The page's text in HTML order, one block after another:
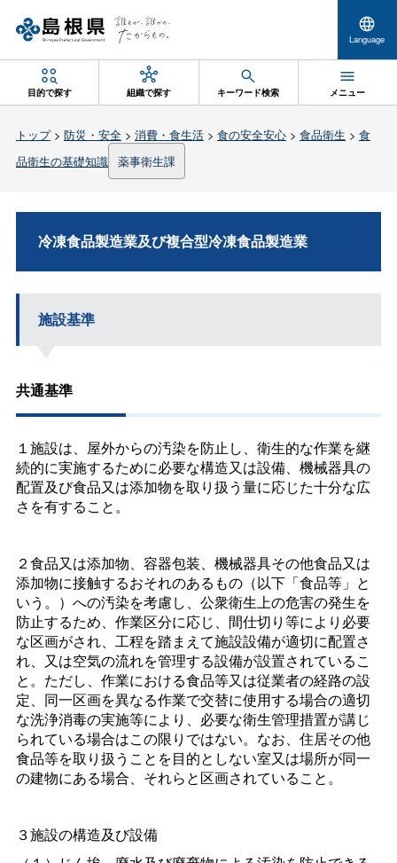
Language
目的で探す 組織で探す キーワード検索 メニュー
トップ> 防災・安全> 消費・食生活> 食の安全安心> 食品衛生 > 食
品衛生の基礎知識 薬事衛生課
冷凍食品製造業及び複合型冷凍食品製造業
施設基準
共通基準
１施設は、屋外からの汚染を防止し、衛生的な作業を継
続的に実施するために必要な構造又は設備、機械器具の
配置及び食品又は添加物を取り扱う量に応じた十分な広
さを有すること。
２食品又は添加物、容器包装、機械器具その他食品又は
添加物に接触するおそれのあるもの（以下「食品等」と
いう。）への汚染を考慮し、公衆衛生上の危害の発生を
防止するため、作業区分に応じ、間仕切り等により必要
な区画がされ、工程を踏まえて施設設備が適切に配置さ
れ、又は空気の流れを管理する設備が設置されているこ
と。ただし、作業における食品等又は従業者の経路の設
定、同一区画を異なる作業で交替に使用する場合の適切
な洗浄消毒の実施等により、必要な衛生管理措置が講じ
られている場合はこの限りではない。なお、住居その他
食品等を取り扱うことを目的としない室又は場所が同一
の建物にある場合、それらと区画されていること。
３施設の構造及び設備